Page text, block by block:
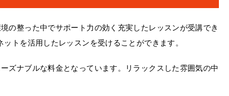
の整った中でサポート力の効く充実したレッスンが受講でき
トを活用したレッスンを受けることができます。
ズナブルな料金となっています。リラックスした雰囲気の中